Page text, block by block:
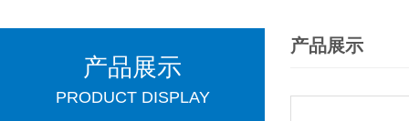
产品展示
PRODUCT DISPLAY
产品展示